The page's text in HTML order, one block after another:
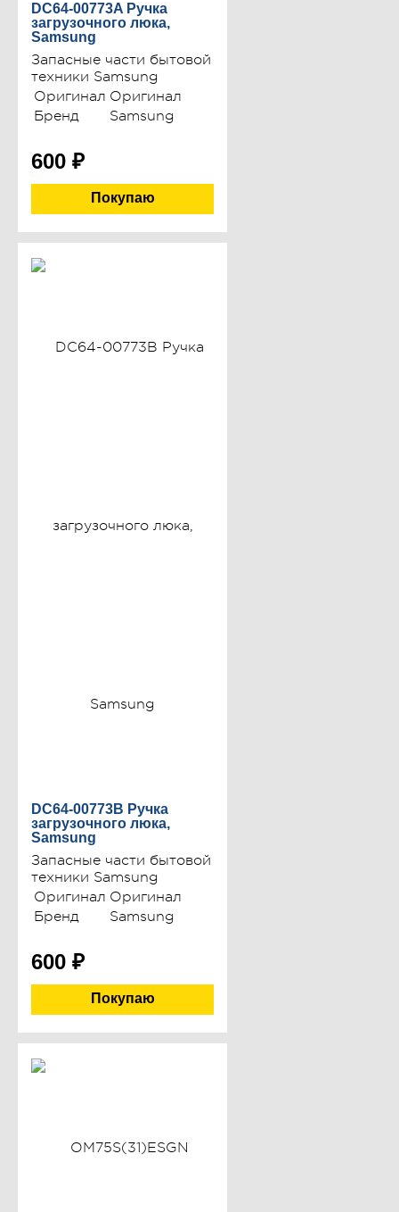
DC64-00773A Ручка
загрузочного люка,
Samsung
Запасные части бытовой
техники Samsung
Оригинал Оригинал
Бренд
Samsung
600 ₽
DC64-00773B Ручка
загрузочного люка,
Samsung
Запасные части бытовой
техники Samsung
Оригинал Оригинал
Бренд
Samsung
600 ₽